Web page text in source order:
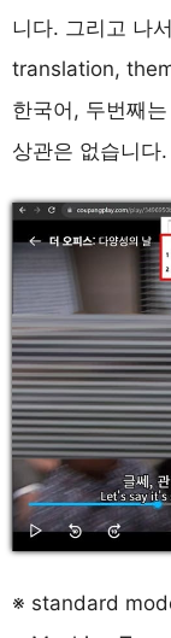
니다. 그리고 나
translation,
한국어, 두번째
상관은 없습니다.
※ standard